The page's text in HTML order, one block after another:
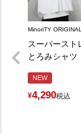
MinoriTY ORIGINAL
スーパースト
とろみシャツ
NEW
¥4,290税込